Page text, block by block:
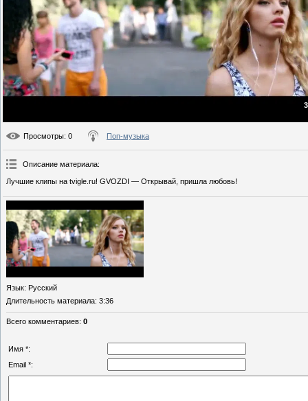
Просмотры: 0 Поп-музыка
Описание материала:
Лучшие клипы на tvigle.ru! GVOZDI — Открывай, пришла любовь!
Язык: Русский
Длительность материала: 3:36
Всего комментариев: 0
Имя *:
Email *: